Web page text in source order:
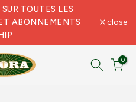
TOUTES LES
ABONNEMENTS
close
0